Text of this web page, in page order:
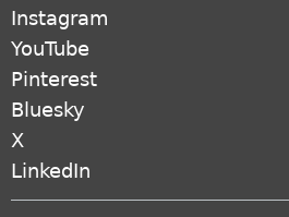
Instagram
YouTube
Pinterest
Bluesky
X
LinkedIn